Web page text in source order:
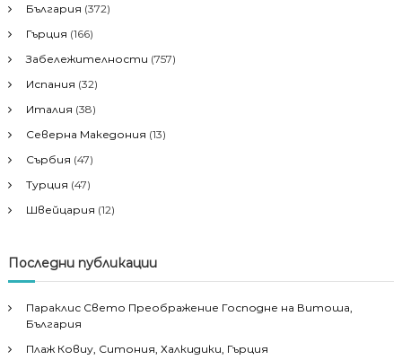
България (372)
Гърция (166)
Забележителности (757)
Испания (32)
Италия (38)
Северна Македония (13)
Сърбия (47)
Турция (47)
Швейцария (12)
Последни публикации
Параклис Свето Преображение Господне на Витоша,
България
Плаж Ковиу, Ситония, Халкидики, Гърция